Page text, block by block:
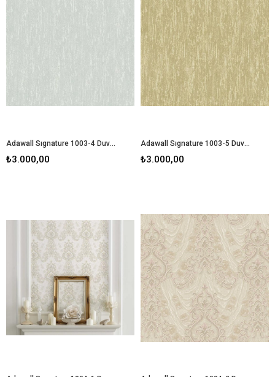
Adawall Sıgnature 1003-4 Duvar Kağıdı
₺3.000,00
Adawall Sıgnature 1003-5 Duvar Kağıdı
₺3.000,00